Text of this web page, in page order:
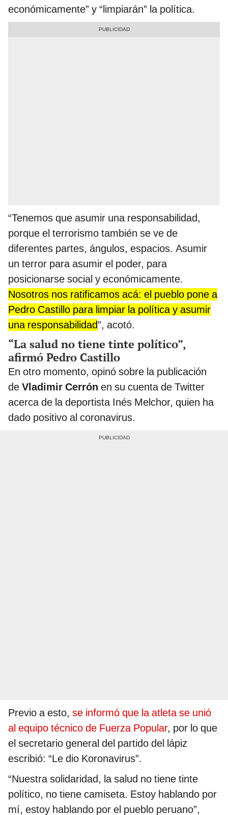
económicamente” y “limpiarán” la política.
“Tenemos que asumir una responsabilidad,
porque el terrorismo también se ve de
diferentes partes, ángulos, espacios. Asumir
un terror para asumir el poder, para
posicionarse social y económicamente.
Nosotros nos ratificamos acá: el pueblo pone a
Pedro Castillo para limpiar la política y asumir
una responsabilidad”, acotó.
“La salud no tiene tinte político”,
afirmó Pedro Castillo
En otro momento, opinó sobre la publicación
de Vladimir Cerrón en su cuenta de Twitter
acerca de la deportista Inés Melchor, quien ha
dado positivo al coronavirus.
Previo a esto, se informó que la atleta se unió
al equipo técnico de Fuerza Popular, por lo que
el secretario general del partido del lápiz
escribió: “Le dio Koronavirus”.
“Nuestra solidaridad, la salud no tiene tinte
político, no tiene camiseta. Estoy hablando por
mí, estoy hablando por el pueblo peruano”,